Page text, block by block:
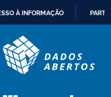
À INFORMAÇÃO